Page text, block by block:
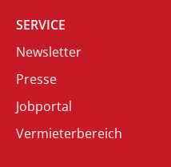
SERVICE
Newsletter
Presse
Jobportal
Vermieterbereich